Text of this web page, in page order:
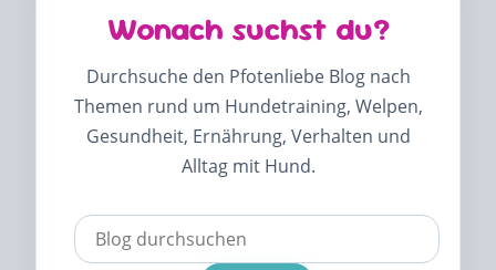
Wonach suchst du?
Durchsuche den Pfotenliebe Blog nach
Themen rund um Hundetraining, Welpen,
Gesundheit, Ernährung, Verhalten und
Alltag mit Hund.